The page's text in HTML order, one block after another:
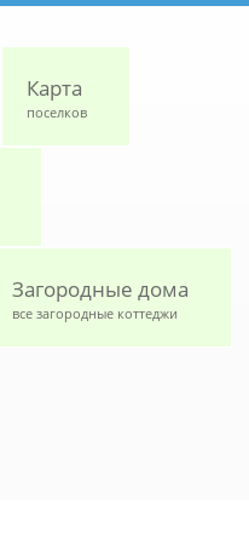
Карта
поселков
Загородные дома
все загородные коттеджи